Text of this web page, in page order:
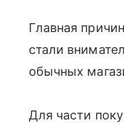
Главная
стали
обычных
Для части